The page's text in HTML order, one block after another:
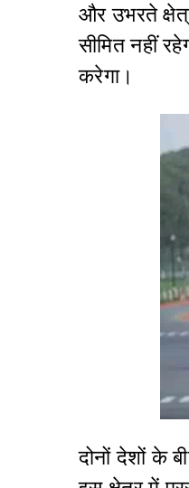
और उभरते
सीमित नहीं
करेगा।
दोनों देशों के